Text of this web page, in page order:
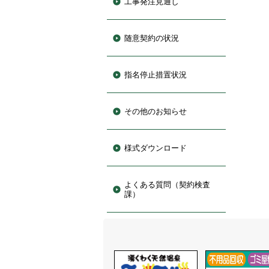
随意契約の状況
指名停止措置状況
その他のお知らせ
様式ダウンロード
よくある質問（契約検査
課）